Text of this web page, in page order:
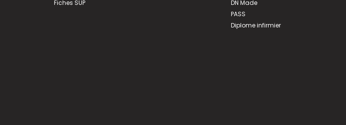
Fiches SUP
DN Made
PASS
Diplome infirmier